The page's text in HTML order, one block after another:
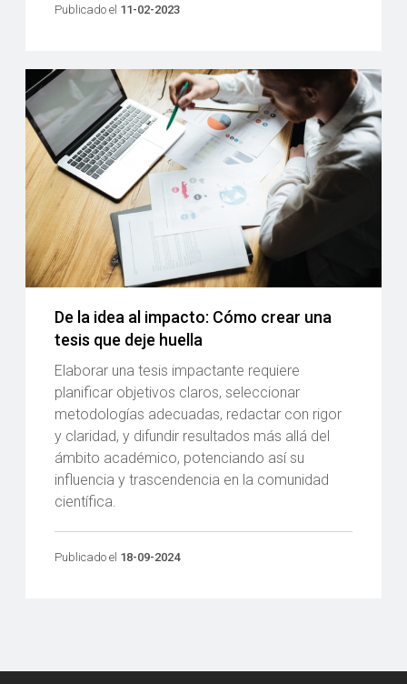
Publicado el 11-02-2023
De la idea al impacto: Cómo crear una
tesis que deje huella
Elaborar una tesis impactante requiere
planificar objetivos claros, seleccionar
metodologías adecuadas, redactar con rigor
y claridad, y difundir resultados más allá del
ámbito académico, potenciando así su
influencia y trascendencia en la comunidad
científica.
Publicado el 18-09-2024